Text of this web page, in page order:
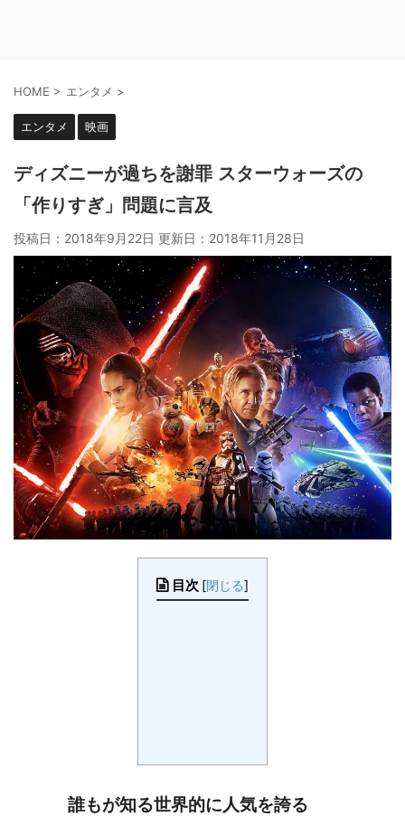
HOME > エンタメ >
エンタメ 映画
ディズニーが過ちを謝罪 スターウォーズの
「作りすぎ」問題に言及
投稿日：2018年9月22日 更新日： 2018年11月28日
目次 [閉じる]
誰もが知る世界的に人気を誇る